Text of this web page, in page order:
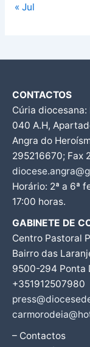
« Jul
CONTACTOS
Cúria diocesana:
040 A.H,
Angra do
295216670; Fax
Horário: 2ª a 6ª
17:00 horas.
GABINETE DE
Centro Pastoral
Bairro das
9500-294 Ponta
+351912507980
– Contactos